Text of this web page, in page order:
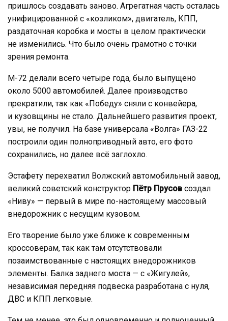
пришлось создавать заново. Агрегатная часть осталась
унифицированной с «козликом», двигатель, КПП,
раздаточная коробка и мосты в целом практически
не изменились. Что было очень грамотно с точки
зрения ремонта.
М-72 делали всего четыре года, было выпущено
около 5000 автомобилей. Далее производство
прекратили, так как «Победу» сняли с конвейера,
и кузовщины не стало. Дальнейшего развития проект,
увы, не получил. На базе универсала «Волга» ГАЗ-22
построили один полноприводный авто, его фото
сохранились, но далее всё заглохло.
Эстафету перехватил Волжский автомобильный завод,
великий советский конструктор Пётр Прусов создал
«Ниву» — первый в мире по-настоящему массовый
внедорожник с несущим кузовом.
Его творение было уже ближе к современным
кроссоверам, так как там отсутствовали
позаимствованные с настоящих внедорожников
элементы. Балка заднего моста — с «Жигулей»,
независимая передняя подвеска разработана с нуля,
ДВС и КПП легковые.